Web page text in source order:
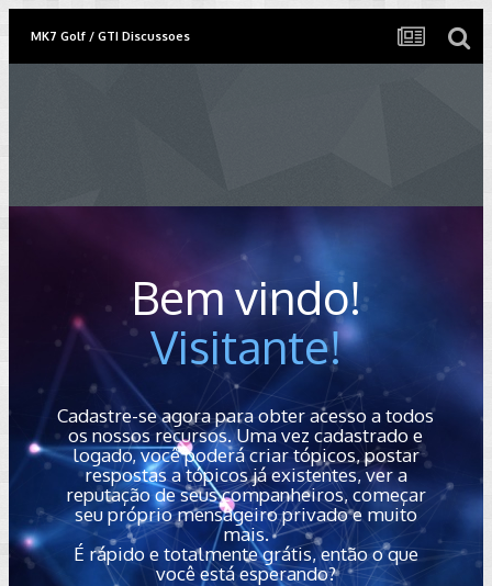
MK7 Golf / GTI Discussoes
Bem vindo!
Visitante!
Cadastre-se agora para obter acesso a todos
os nossos recursos. Uma vez cadastrado e
logado, você poderá criar tópicos, postar
respostas a tópicos já existentes, ver a
reputação de seus companheiros, começar
seu próprio mensageiro privado e muito
mais.
É rápido e totalmente grátis, então o que
você está esperando?